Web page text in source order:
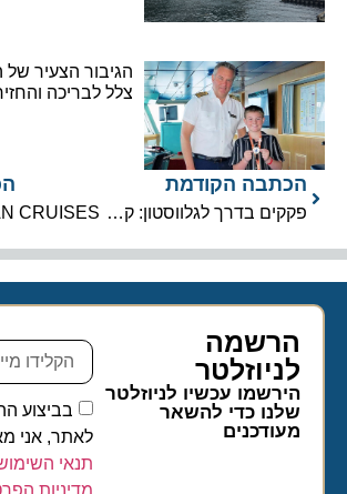
צלל לבריכה והחזיר
הכתבה הקודמת
פקקים בדרך לגלווסטון: קרניבל מזהירה מפני עיכובים בסוף השבוע
הרשמה
לניוזלטר​
הירשמו עכשיו לניוזלטר
שלנו כדי להשאר
מעודכנים
בביצוע
לאתר, אני
תנאי השימוש
מדיניות